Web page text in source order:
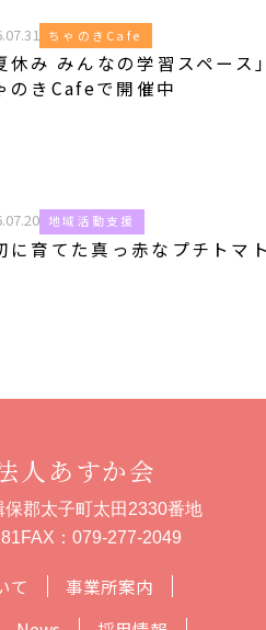
ちゃのきCafe
休み みんなの学習スペース
のきCafeで開催中
地域活動支援
に育てた真っ赤なプチトマ
て
事業所案内
人あすか会
郡太子町太田2330番地
FAX：079-277-2049